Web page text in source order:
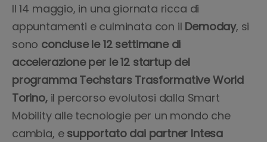
Il 14 maggio, in una giornata ricca di
appuntamenti e culminata con il Demoday, si
sono concluse le 12 settimane di
accelerazione per le 12 startup del
programma Techstars Trasformative World
Torino,il percorso evolutosi dalla Smart
Mobility alle tecnologie per un mondo che
cambia, e supportato dai partner Intesa